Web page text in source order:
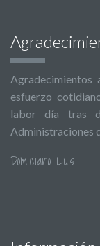
Agradecimientos
esfuerzo
labor día tras
Administraciones
Domiciano Luis